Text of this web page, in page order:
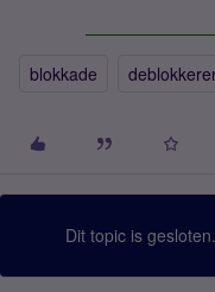
blokkade
Dit topic is